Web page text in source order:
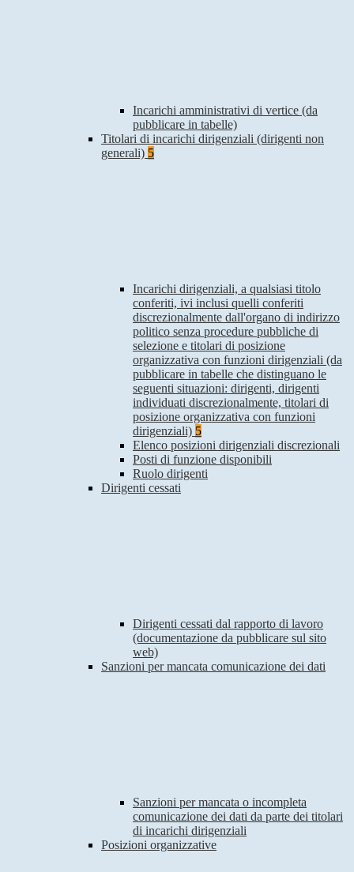
Incarichi amministrativi di vertice (da
pubblicare in tabelle)
Titolari di incarichi dirigenziali (dirigenti non
generali) 5
Incarichi dirigenziali, a qualsiasi titolo
conferiti, ivi inclusi quelli conferiti
discrezionalmente dall'organo di indirizzo
politico senza procedure pubbliche di
selezione e titolari di posizione
organizzativa con funzioni dirigenziali (da
pubblicare in tabelle che distinguano le
seguenti situazioni: dirigenti, dirigenti
individuati discrezionalmente, titolari di
posizione organizzativa con funzioni
dirigenziali) 5
Elenco posizioni dirigenziali discrezionali
Posti di funzione disponibili
Ruolo dirigenti
Dirigenti cessati
Dirigenti cessati dal rapporto di lavoro
(documentazione da pubblicare sul sito
web)
Sanzioni per mancata comunicazione dei dati
Sanzioni per mancata o incompleta
comunicazione dei dati da parte dei titolari
di incarichi dirigenziali
Posizioni organizzative